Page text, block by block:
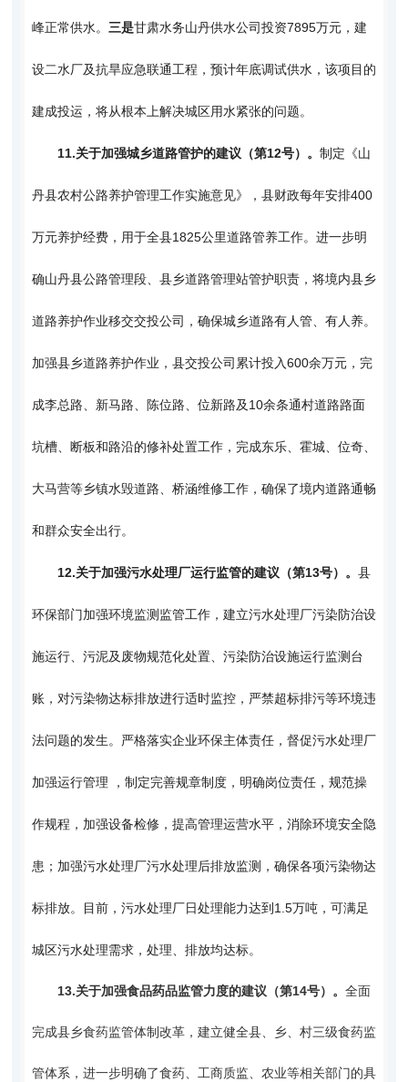
峰正常供水。 三是甘肃水务山丹供水公司投资7895万元，建
设二水厂及抗旱应急联通工程，预计年底调试供水，该项目的
建成投运，将从根本上解决城区用水紧张的问题。
11.关于加强城乡道路管护的建议（第12号）。 制定《山
丹县农村公路养护管理工作实施意见》，县财政每年安排400
万元养护经费，用于全县1825公里道路管养工作。进一步明
确山丹县公路管理段、县乡道路管理站管护职责，将境内县乡
道路养护作业移交交投公司，确保城乡道路有人管、有人养。
加强县乡道路养护作业，县交投公司累计投入600余万元，完
成李总路、新马路、陈位路、位新路及10余条通村道路路面
坑槽、断板和路沿的修补处置工作，完成东乐、霍城、位奇、
大马营等乡镇水毁道路、桥涵维修工作，确保了境内道路通畅
和群众安全出行。
12.关于加强污水处理厂运行监管的建议（第13号）。 县
环保部门加强环境监测监管工作，建立污水处理厂污染防治设
施运行、污泥及废物规范化处置、污染防治设施运行监测台
账，对污染物达标排放进行适时监控，严禁超标排污等环境违
法问题的发生。严格落实企业环保主体责任，督促污水处理厂
加强运行管理 ，制定完善规章制度，明确岗位责任，规范操
作规程，加强设备检修，提高管理运营水平，消除环境安全隐
患；加强污水处理厂污水处理后排放监测，确保各项污染物达
标排放。目前，污水处理厂日处理能力达到1.5万吨，可满足
城区污水处理需求，处理、排放均达标。
13.关于加强食品药品监管力度的建议（第14号）。 全面
完成县乡食药监管体制改革，建立健全县、乡、村三级食药监
管体系，进一步明确了食药、工商质监、农业等相关部门的具